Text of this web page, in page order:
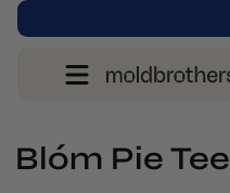
Blóm Pie Tee